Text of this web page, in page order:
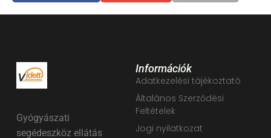
Gyógyászati
segédeszköz ellátás
Információk
Adatkezelési tájékoztató
Általános Szerződési
Feltételek
Jogi nyilatkozat